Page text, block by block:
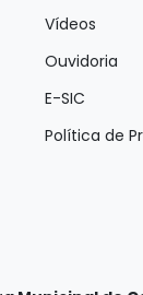
Vídeos
Ouvidoria
E-SIC
Política de